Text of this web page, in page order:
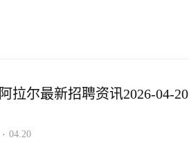
阿拉尔最新招聘资讯2026-04-20
· 04.20